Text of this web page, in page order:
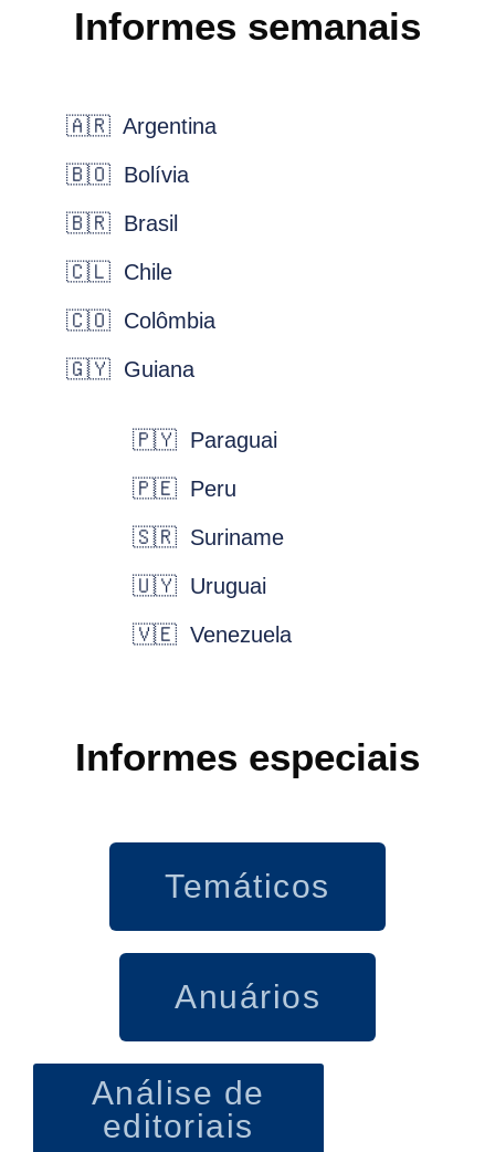
Informes semanais
🇦🇷 Argentina
🇧🇴 Bolívia
🇧🇷 Brasil
🇨🇱 Chile
🇨🇴 Colômbia
🇬🇾 Guiana
🇵🇾 Paraguai
🇵🇪 Peru
🇸🇷 Suriname
🇺🇾 Uruguai
🇻🇪 Venezuela
Informes especiais
Temáticos
Anuários
Análise de
editoriais